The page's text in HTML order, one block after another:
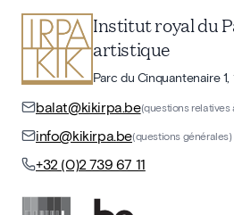
Institut royal du
artistique
Parc du Cinquantenaire
balat@kikirpa.be(questions relatives
info@kikirpa.be(questions générales)
+32 (0)2 739 67 11